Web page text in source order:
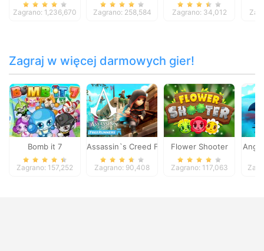
Zagrano: 1,236,670 Zagrano: 258,584 Zagrano: 34,012
Zagraj w więcej darmowych gier!
Bomb it 7
Zagrano: 157,252
Assassin`s Creed Freerunners
Zagrano: 90,408
Flower Shooter
Zagrano: 117,063